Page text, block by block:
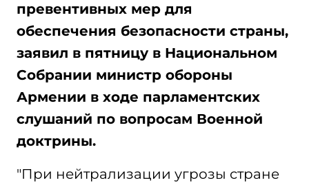
превентивных мер для
обеспечения безопасности страны,
заявил в пятницу в Национальном
Собрании министр обороны
Армении в ходе парламентских
слушаний по вопросам Военной
доктрины.
"При нейтрализации угрозы стране